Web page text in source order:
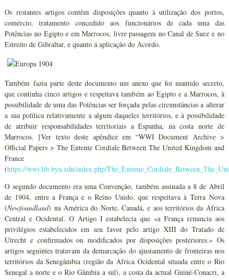
Os restantes artigos contêm disposições quanto à utilização dos portos,
comércio, tratamento concedido aos funcionários de cada uma das
Potências no Egipto e em Marrocos, livre passagem no Canal de Suez e no
Estreito de Gibraltar, e quanto á aplicação do Acordo.
Também fazia parte deste documento um anexo que foi mantido secreto,
que continha cinco artigos e respeitava também ao Egipto e a Marrocos, à
possibilidade de uma das Potências ser forçada pelas circunstâncias a alterar
a sua política relativamente a algum daqueles territórios, e à possibilidade
de atribuir responsabilidades territoriais a Espanha, na costa norte de
Marrocos. [Ver texto deste apêndice em “WWI Document Archive >
Official Papers > The Entente Cordiale Between The United Kingdom and
France
(https://wwi.lib.byu.edu/index.php/
O segundo documento era uma Convenção, também assinada a 8 de Abril
de 1904, entre a França e o Reino Unido, que respeitava à Terra Nova
(Newfoundland) na América do Norte, Canadá, e aos territórios da África
Central e Ocidental. O Artigo I estabelecia que «a França renuncia aos
privilégios estabelecidos em seu favor pelo artigo XIII do Tratado de
Utrecht e confirmados ou modificados por disposições posteriores.» Os
artigos seguintes tratavam da demarcação do ajustamento de fronteiras nos
territórios da Senegâmbia (região da África Ocidental situada entre o Rio
Senegal a norte e o Rio Gâmbia a sul), a costa da actual Guiné-Conacri, a